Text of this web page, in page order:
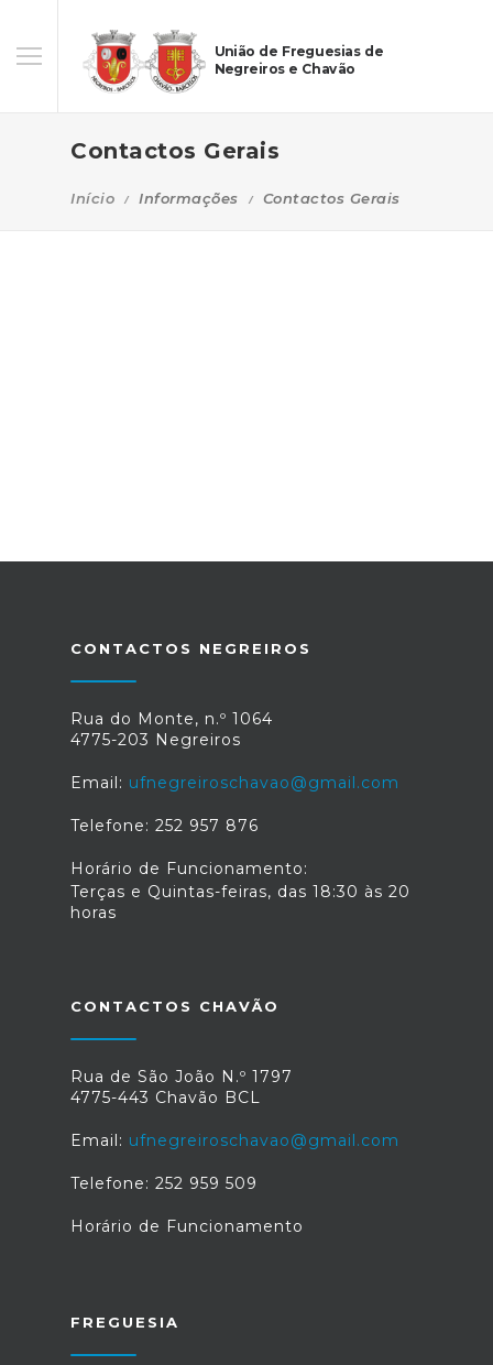
União de Freguesias de
Negreiros e Chavão
Contactos Gerais
Início Informações Contactos Gerais
CONTACTOS NEGREIROS
Rua do Monte, n.º 1064
4775-203 Negreiros
Email: ufnegreiroschavao@gmail.com
Telefone: 252 957 876
Horário de Funcionamento:
Terças e Quintas-feiras, das 18:30 às 20
horas
CONTACTOS CHAVÃO
Rua de São João N.º 1797
4775-443 Chavão BCL
Email: ufnegreiroschavao@gmail.com
Telefone: 252 959 509
Horário de Funcionamento
FREGUESIA